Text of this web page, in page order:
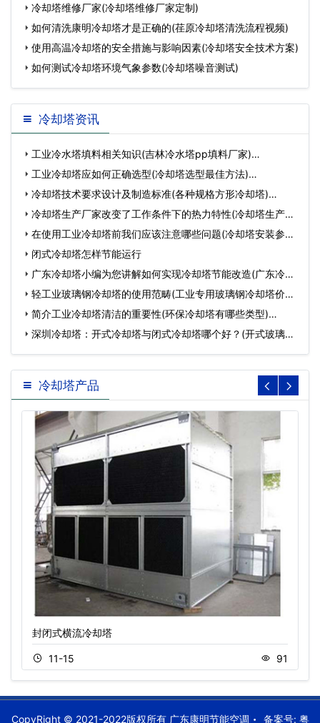
数 冷却塔维修厂家(冷却塔维修厂家定制)
如何清洗康明冷却塔才是正确的(荏原冷却塔清洗流程视频)
使用高温冷却塔的安全措施与影响因素(冷却塔安全技术方案)
如何测试冷却塔环境气象参数(冷却塔噪音测试)
冷却塔资讯
工业冷水塔填料相关知识(吉林冷水塔pp填料厂家)…
工业冷却塔应如何正确选型(冷却塔选型最佳方法)…
冷却塔技术要求设计及制造标准(各种规格方形冷却塔)…
冷却塔生产厂家改变了工作条件下的热力特性(冷却塔生产厂
家…在使用工业冷却塔前我们应该注意哪些问题(冷却塔安装参数)
… 闭式冷却塔怎样节能运行
广东冷却塔小编为您讲解如何实现冷却塔节能改造(广东冷却
塔…轻工业玻璃钢冷却塔的使用范畴(工业专用玻璃钢冷却塔价格
比…简介工业冷却塔清洁的重要性(环保冷却塔有哪些类型)…
深圳冷却塔：开式冷却塔与闭式冷却塔哪个好？(开式玻璃钢
冷却塔…
冷却塔产品
封闭式横流冷却塔
11-15 91
CopyRight © 2021-2022版权所有 广东康明节能空调 备案号: 粤